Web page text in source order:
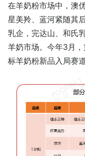
在羊奶粉市场中，澳
星美羚、蓝河紧随其
乳企，完达山、和氏
羊奶市场。今年3月
标羊奶粉新品入局赛道